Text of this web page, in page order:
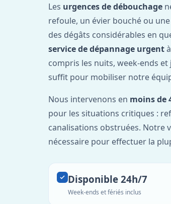
Les urgences de débouchage
refoule, un évier bouché ou
des dégâts considérables en
service de dépannage urgent
compris les nuits, week-ends
suffit pour mobiliser notre
Nous intervenons en moins de
pour les situations critiques :
canalisations obstruées. Notre
nécessaire pour effectuer la
Disponible 24h/7
Week-ends et fériés inclus